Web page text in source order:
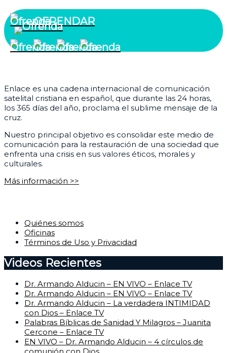
OFRENDAR
Enlace es una cadena internacional de comunicación
satelital cristiana en español, que durante las 24 horas,
los 365 días del año, proclama el sublime mensaje de la
cruz.
Nuestro principal objetivo es consolidar este medio de
comunicación para la restauración de una sociedad que
enfrenta una crisis en sus valores éticos, morales y
culturales.
Más información >>
Quiénes somos
Oficinas
Términos de Uso y Privacidad
Videos Recientes
Dr. Armando Alducin – EN VIVO – Enlace TV
Dr. Armando Alducin – EN VIVO – Enlace TV
Dr. Armando Alducin – La verdadera INTIMIDAD
con Dios – Enlace TV
Palabras Bíblicas de Sanidad Y Milagros – Juanita
Cercone – Enlace TV
EN VIVO – Dr. Armando Alducin – 4 círculos de